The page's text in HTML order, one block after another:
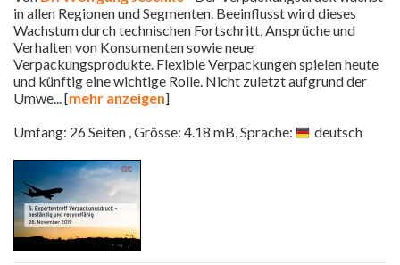
in allen Regionen und Segmenten. Beeinflusst wird dieses
Wachstum durch technischen Fortschritt, Ansprüche und
Verhalten von Konsumenten sowie neue
Verpackungsprodukte. Flexible Verpackungen spielen heute
und künftig eine wichtige Rolle. Nicht zuletzt aufgrund der
Umwe... [mehr anzeigen]
Umfang: 26 Seiten , Grösse: 4.18 mB, Sprache:
deutsch